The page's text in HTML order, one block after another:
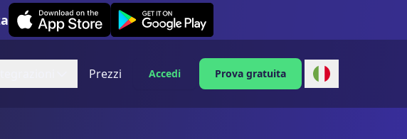
Leexi on iOS Leexi on Android
Prezzi Accedi Prova gratuita